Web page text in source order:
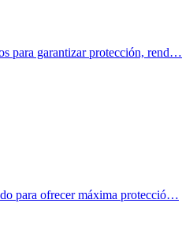
para garantizar protección, rend…
para ofrecer máxima protecció…